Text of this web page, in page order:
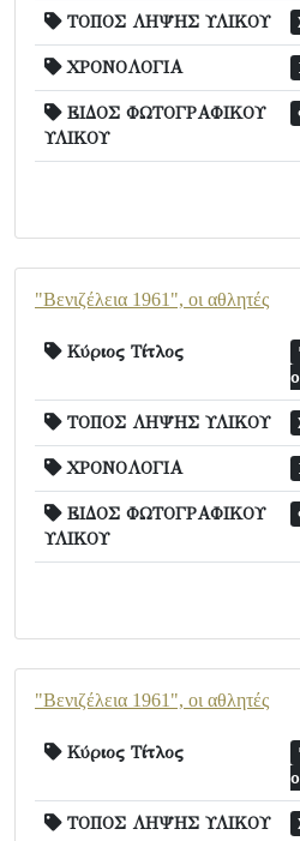
ΤΟΠΟΣ ΛΗΨΗΣ ΥΛΙΚΟΥ
ΧΡΟΝΟΛΟΓΙΑ
ΕΙΔΟΣ ΦΩΤΟΓΡΑΦΙΚΟΥ
ΥΛΙΚΟΥ
"Βενιζέλεια 1961", οι αθλητές
Κύριος Τίτλος
ΤΟΠΟΣ ΛΗΨΗΣ ΥΛΙΚΟΥ
ΧΡΟΝΟΛΟΓΙΑ
ΕΙΔΟΣ ΦΩΤΟΓΡΑΦΙΚΟΥ
ΥΛΙΚΟΥ
"Βενιζέλεια 1961", οι αθλητές
Κύριος Τίτλος
ΤΟΠΟΣ ΛΗΨΗΣ ΥΛΙΚΟΥ